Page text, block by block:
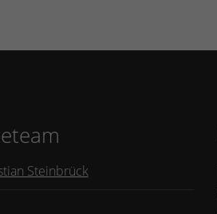
Steinbrück